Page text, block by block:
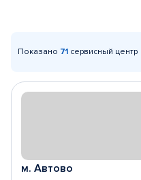
Показано 71 сервисный центр
м. Автово